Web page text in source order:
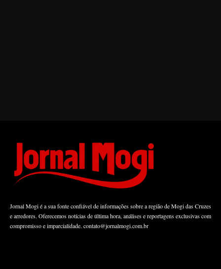
Jornal Mogi é a sua fonte confiável de informações sobre a região de Mogi das Cruzes
e arredores. Oferecemos notícias de última hora, análises e reportagens exclusivas com
compromisso e imparcialidade. contato@jornalmogi.com.br